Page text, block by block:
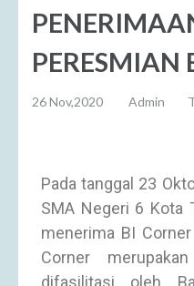
PERESMIAN
26 Nov,2020 Admin
Pada tanggal 23
SMA Negeri 6 Kota
menerima BI
Corner
difasilitasi oleh